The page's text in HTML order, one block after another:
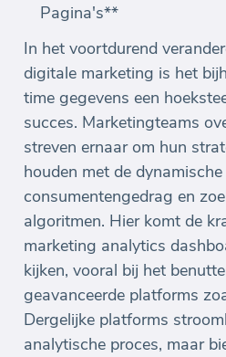
Pagina's**
In het voortdurend
digitale marketing is het
time gegevens een
succes. Marketingteams
streven ernaar om hun
houden met de
consumentengedrag en
algoritmen. Hier komt de
marketing analytics
kijken, vooral bij het
geavanceerde platforms
Dergelijke platforms
analytische proces, maar